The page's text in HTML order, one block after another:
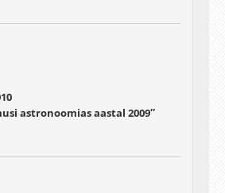
astronoomias aastal 2009″